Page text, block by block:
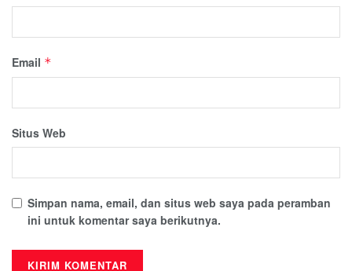
Email *
Situs Web
Simpan nama, email, dan situs web saya pada peramban
ini untuk komentar saya berikutnya.